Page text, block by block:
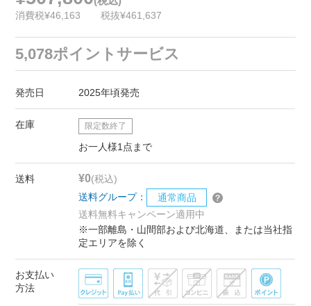
消費税¥46,163 税抜¥461,637
5,078ポイントサービス
発売日 2025年頃発売
在庫 限定数終了
お一人様1点まで
送料 ¥0(税込)
送料グループ：
通常商品
送料無料キャンペーン適用中
※一部離島・山間部および北海道、または当社指
定エリアを除く
お支払い
方法